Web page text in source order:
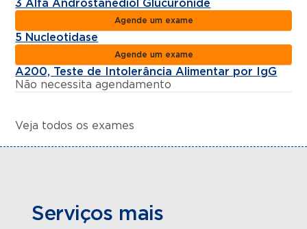
3 Alfa Androstanediol Glucuronide
Agende um exame
5 Nucleotidase
Agende um exame
A200, Teste de Intolerância Alimentar por IgG
Não necessita agendamento
Veja todos os exames
Serviços mais